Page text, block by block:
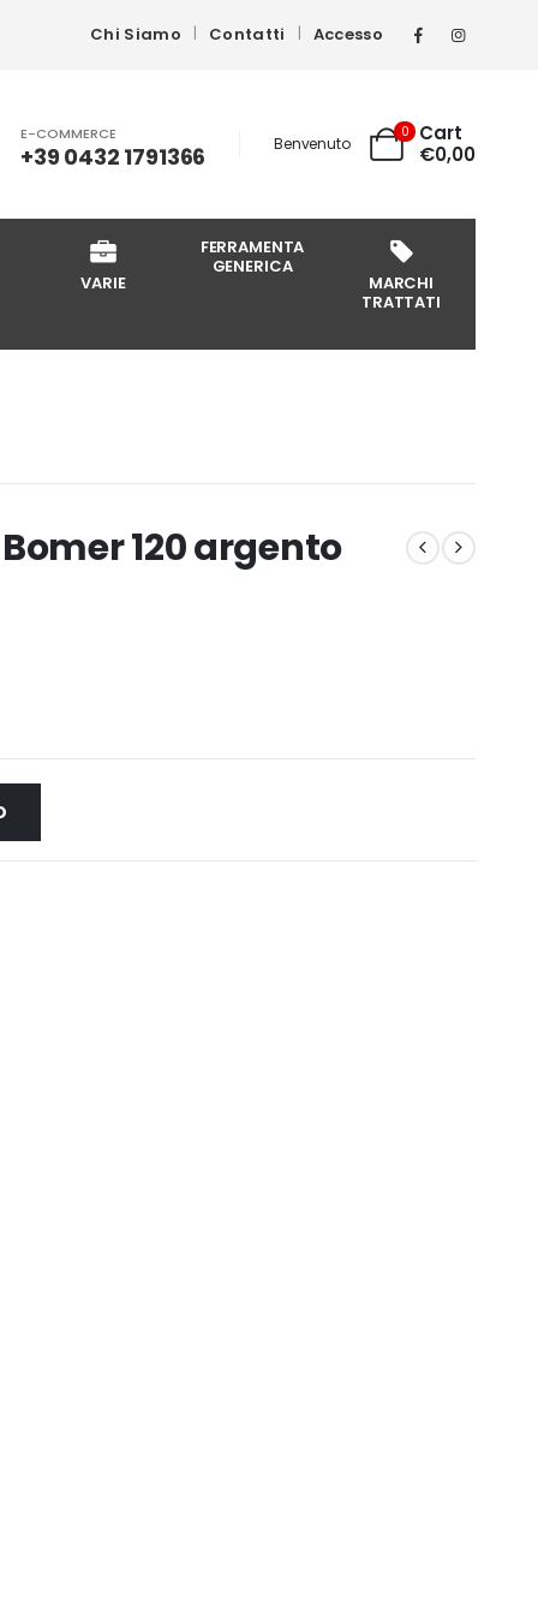
Chi Siamo Contatti Accesso
E-COMMERCE
+39 0432 1791366 Benvenuto
0
Cart
€0,00
VARIE
FERRAMENTA
GENERICA
MARCHI
TRATTATI
120 argento